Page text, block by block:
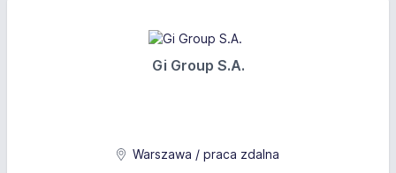
Gi Group S.A.
Warszawa / praca zdalna